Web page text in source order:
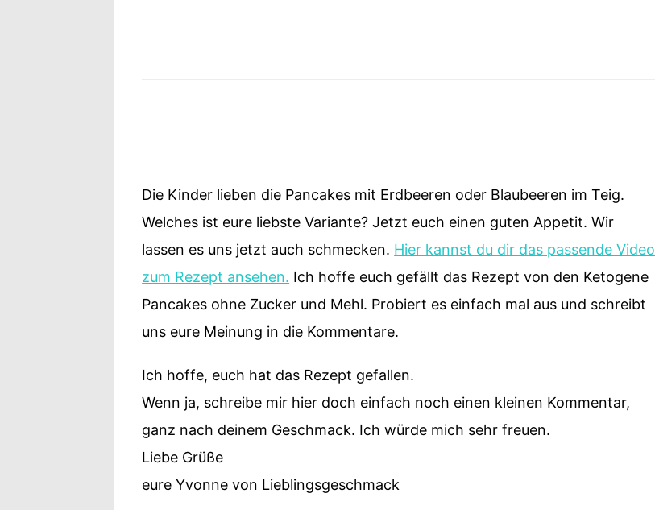
Die Kinder lieben die Pancakes mit Erdbeeren oder Blaubeeren im Teig.
Welches ist eure liebste Variante? Jetzt euch einen guten Appetit. Wir
lassen es uns jetzt auch schmecken. Hier kannst du dir das passende Video
zum Rezept ansehen. Ich hoffe euch gefällt das Rezept von den Ketogene
Pancakes ohne Zucker und Mehl. Probiert es einfach mal aus und schreibt
uns eure Meinung in die Kommentare.
Ich hoffe, euch hat das Rezept gefallen.
Wenn ja, schreibe mir hier doch einfach noch einen kleinen Kommentar,
ganz nach deinem Geschmack. Ich würde mich sehr freuen.
Liebe Grüße
eure Yvonne von Lieblingsgeschmack